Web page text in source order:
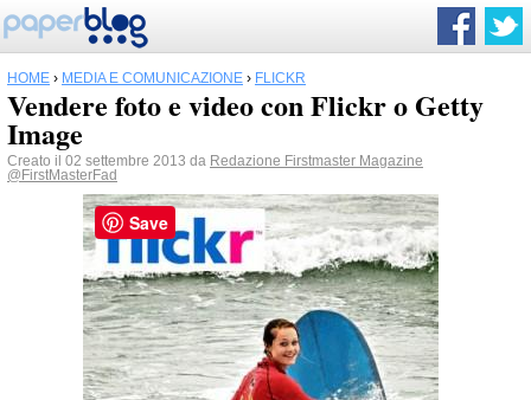
HOME › MEDIA E COMUNICAZIONE › FLICKR
Vendere foto e video con Flickr o Getty
Image
Creato il 02 settembre 2013 da Redazione Firstmaster Magazine
@FirstMasterFad
Save